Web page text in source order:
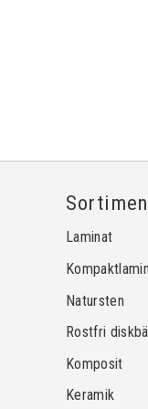
Laminat
Natursten
Rostfri
Komposit
Keramik